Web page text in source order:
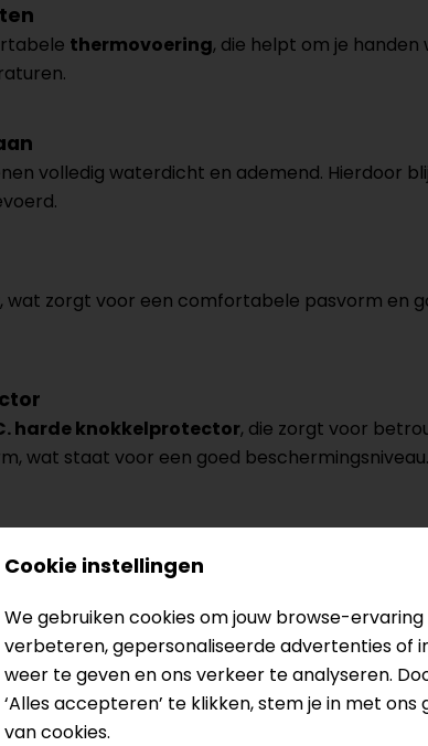
thermovoering, die helpt om je handen
volledig waterdicht en ademend. Hierdoor
, wat zorgt voor een comfortabele pasvorm en
harde knokkelprotector, die zorgt voor
wat staat voor een goed beschermingsniveau.
Cookie instellingen
We gebruiken cookies om jouw browse-
verbeteren, gepersonaliseerde advertenties of
weer te geven en ons verkeer te analyseren.
‘Alles accepteren’ te klikken, stem je in met ons
van cookies.